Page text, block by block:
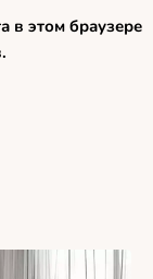
в этом браузере